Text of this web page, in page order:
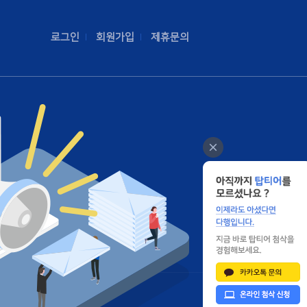
로그인 회원가입 제휴문의